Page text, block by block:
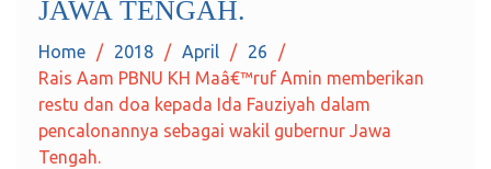
JAWA TENGAH.
Home 2018 April
26
Rais Aam PBNU KH Maâ€™ruf Amin memberikan
restu dan doa kepada Ida Fauziyah dalam
pencalonannya sebagai wakil gubernur Jawa
Tengah.